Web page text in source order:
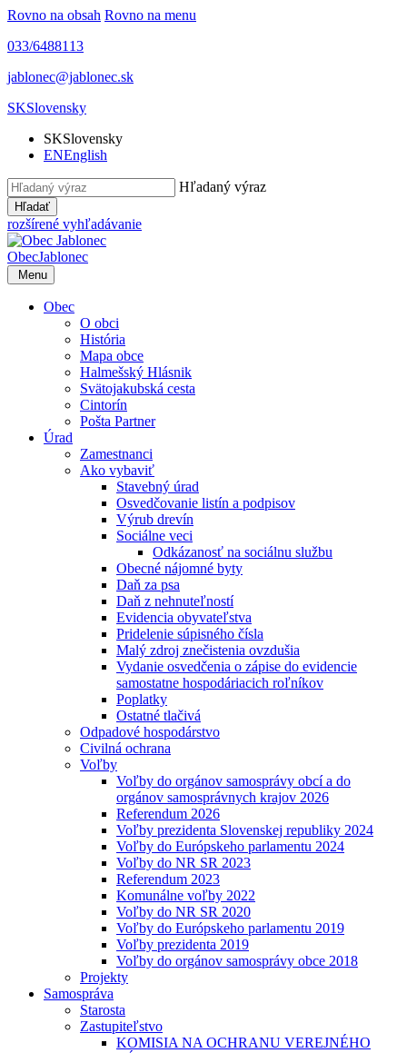
Rovno na obsah Rovno na menu
033/6488113
jablonec@jablonec.sk
SKSlovensky
SKSlovensky
ENEnglish
Hľadaný výraz
Hľadať
rozšírené vyhľadávanie
ObecJablonec
Menu
Obec
O obci
História
Mapa obce
Halmešský Hlásnik
Svätojakubská cesta
Cintorín
Pošta Partner
Úrad
Zamestnanci
Ako vybaviť
Stavebný úrad
Osvedčovanie listín a podpisov
Výrub drevín
Sociálne veci
Odkázanosť na sociálnu službu
Obecné nájomné byty
Daň za psa
Daň z nehnuteľností
Evidencia obyvateľstva
Pridelenie súpisného čísla
Malý zdroj znečistenia ovzdušia
Vydanie osvedčenia o zápise do evidencie
samostatne hospodáriacich roľníkov
Poplatky
Ostatné tlačivá
Odpadové hospodárstvo
Civilná ochrana
Voľby
Voľby do orgánov samosprávy obcí a do
orgánov samosprávnych krajov 2026
Referendum 2026
Voľby prezidenta Slovenskej republiky 2024
Voľby do Európskeho parlamentu 2024
Voľby do NR SR 2023
Referendum 2023
Komunálne voľby 2022
Voľby do NR SR 2020
Voľby do Európskeho parlamentu 2019
Voľby prezidenta 2019
Voľby do orgánov samosprávy obce 2018
Projekty
Samospráva
Starosta
Zastupiteľstvo
KOMISIA NA OCHRANU VEREJNÉHO